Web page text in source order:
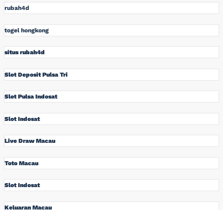
rubah4d
togel hongkong
situs rubah4d
Slot Deposit Pulsa Tri
Slot Pulsa Indosat
Slot Indosat
Live Draw Macau
Toto Macau
Slot Indosat
Keluaran Macau